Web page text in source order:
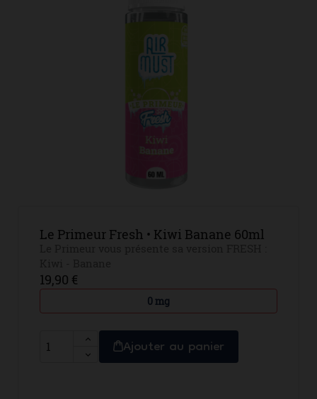
Le Primeur Fresh • Kiwi Banane 60ml
19,90 €
0 mg
Ajouter au panier